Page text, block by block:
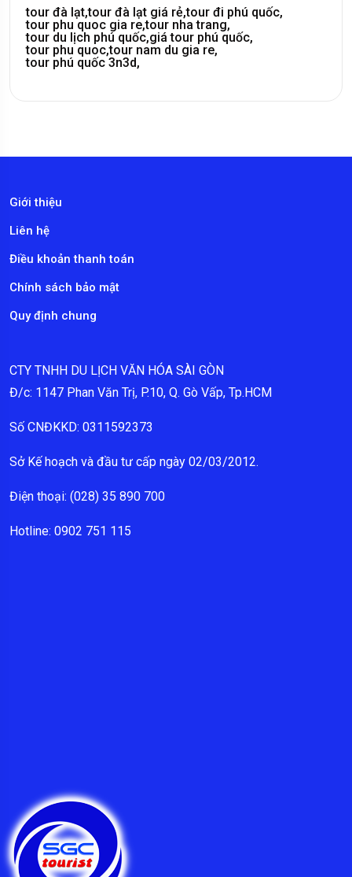
tour đà lạt,tour đà lạt giá rẻ,tour đi phú quốc,
tour phu quoc gia re,tour nha trang,
tour du lịch phú quốc,giá tour phú quốc,
tour phu quoc,tour nam du gia re,
tour phú quốc 3n3d,
Giới thiệu
Liên hệ
Điều khoản thanh toán
Chính sách bảo mật
Quy định chung
CTY TNHH DU LỊCH VĂN HÓA SÀI GÒN
Đ/c: 1147 Phan Văn Trị, P.10, Q. Gò Vấp, Tp.HCM
Số CNĐKKD: 0311592373
Sở Kế hoạch và đầu tư cấp ngày 02/03/2012.
Điện thoại: (028) 35 890 700
Hotline: 0902 751 115